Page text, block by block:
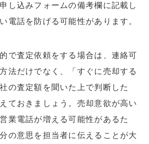
し込みフォームの備考欄に記載し
電話を防げる可能性があります。
で査定依頼をする場合は、連絡可
法だけでなく、「すぐに売却する
の査定額を聞いた上で判断した
ておきましょう。売却意欲が高い
業電話が増える可能性があるた
の意思を担当者に伝えることが大